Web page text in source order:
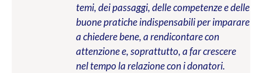
temi, dei passaggi, delle competenze e delle
buone pratiche indispensabili per imparare
a chiedere bene, a rendicontare con
attenzione e, soprattutto, a far crescere
nel tempo la relazione con i donatori.